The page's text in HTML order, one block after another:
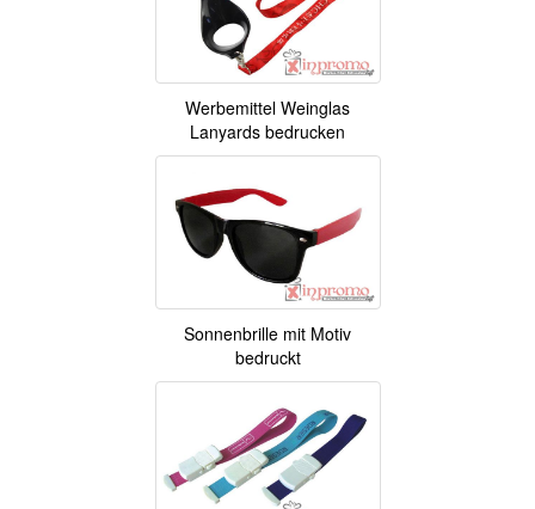
Werbemittel Weinglas
Lanyards bedrucken
Sonnenbrille mit Motiv
bedruckt